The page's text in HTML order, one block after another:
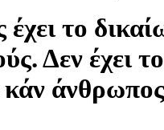
το
Δεν έχει